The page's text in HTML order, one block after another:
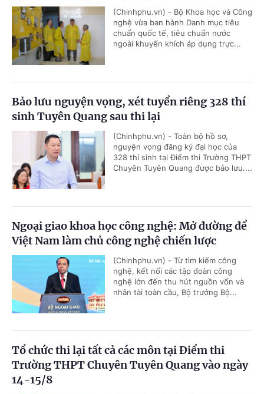
(Chinhphu.vn) - Bộ Khoa học và Công
nghệ vừa ban hành Danh mục tiêu
chuẩn quốc tế, tiêu chuẩn nước
ngoài khuyến khích áp dụng trực...
Bảo lưu nguyện vọng, xét tuyển riêng 328 thí
sinh Tuyên Quang sau thi lại
(Chinhphu.vn) - Toàn bộ hồ sơ,
nguyện vọng đăng ký đại học của
328 thí sinh tại Điểm thi Trường THPT
Chuyên Tuyên Quang được bảo lưu....
Ngoại giao khoa học công nghệ: Mở đường để
Việt Nam làm chủ công nghệ chiến lược
(Chinhphu.vn) - Từ tìm kiếm công
nghệ, kết nối các tập đoàn công
nghệ lớn đến thu hút nguồn vốn và
nhân tài toàn cầu, Bộ trưởng Bộ...
Tổ chức thi lại tất cả các môn tại Điểm thi
Trường THPT Chuyên Tuyên Quang vào ngày
14-15/8